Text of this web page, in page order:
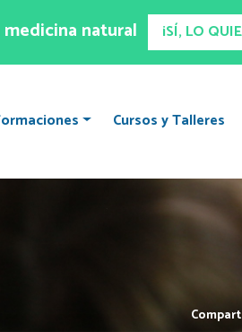
natural ¡SÍ, LO
Cursos y Talleres